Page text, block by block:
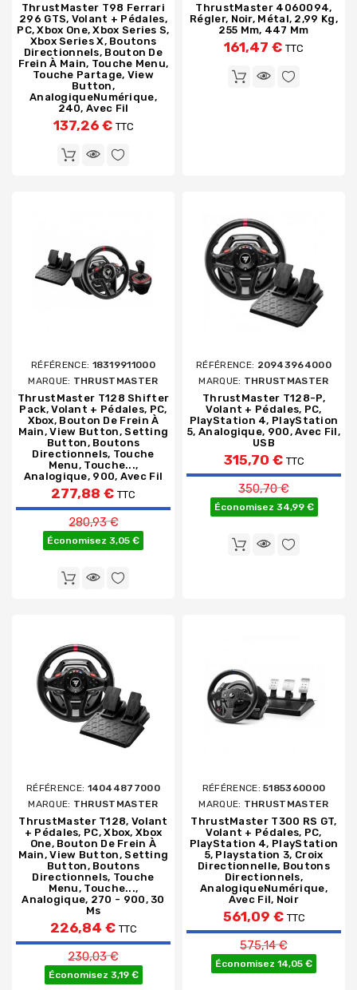
ThrustMaster T98 Ferrari
296 GTS, Volant + Pédales,
PC, Xbox One, Xbox Series S,
Xbox Series X, Boutons
Directionnels, Bouton De
Frein À Main, Touche Menu,
Touche Partage, View
Button,
AnalogiqueNumérique,
240, Avec Fil
137,26 € TTC
ThrustMaster 4060094,
Régler, Noir, Métal, 2,99 Kg,
255 Mm, 447 Mm
161,47 € TTC
RÉFÉRENCE: 18319911000
MARQUE: THRUSTMASTER
ThrustMaster T128 Shifter
Pack, Volant + Pédales, PC,
Xbox, Bouton De Frein À
Main, View Button, Setting
Button, Boutons
Directionnels, Touche
Menu, Touche...,
Analogique, 900, Avec Fil
277,88 € TTC
Prix de base
280,93 €
Économisez 3,05 €
RÉFÉRENCE: 20943964000
MARQUE: THRUSTMASTER
ThrustMaster T128-P,
Volant + Pédales, PC,
PlayStation 4, PlayStation
5, Analogique, 900, Avec Fil,
USB
315,70 € TTC
Prix de base
350,70 €
Économisez 34,99 €
RÉFÉRENCE: 14044877000
MARQUE: THRUSTMASTER
ThrustMaster T128, Volant
+ Pédales, PC, Xbox, Xbox
One, Bouton De Frein À
Main, View Button, Setting
Button, Boutons
Directionnels, Touche
Menu, Touche...,
Analogique, 270 - 900, 30
Ms
226,84 € TTC
Prix de base
230,03 €
Économisez 3,19 €
RÉFÉRENCE:5185360000
MARQUE: THRUSTMASTER
ThrustMaster T300 RS GT,
Volant + Pédales, PC,
PlayStation 4, PlayStation
5, Playstation 3, Croix
Directionnelle, Boutons
Directionnels,
AnalogiqueNumérique,
Avec Fil, Noir
561,09 € TTC
Prix de base
575,14 €
Économisez 14,05 €